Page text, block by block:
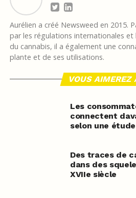
Aurélien a créé Newsweed en 2015.
par les régulations internationales et
du cannabis, il a également une
plante et de ses utilisations.
VOUS AIMEREZ
Les
connectent
selon une étude
Des traces de
dans des
XVIIe siècle